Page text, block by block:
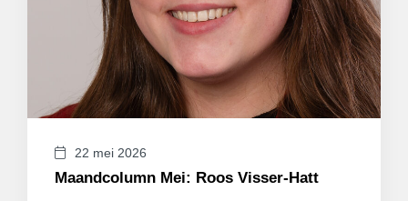
22 mei 2026
Maandcolumn Mei: Roos Visser-Hatt